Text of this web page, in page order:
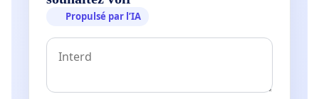
Propulsé par l’IA